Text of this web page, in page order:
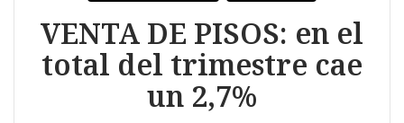
VENTA DE PISOS: en el
total del trimestre cae
un 2,7%